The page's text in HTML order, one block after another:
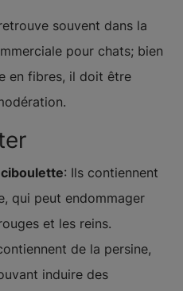
souvent dans la
pour chats; bien
en fibres, il doit être
: Ils contiennent
qui peut endommager
et les reins.
de la persine,
induire des